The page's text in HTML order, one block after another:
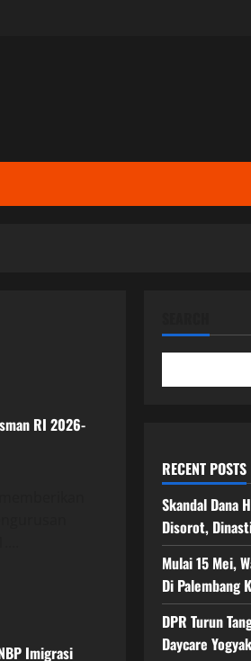
RI 2026-
Imigrasi
RECENT POSTS
Skandal Dana
Disorot,
Mulai 15 Mei,
Di Palembang
DPR Turun
Daycare